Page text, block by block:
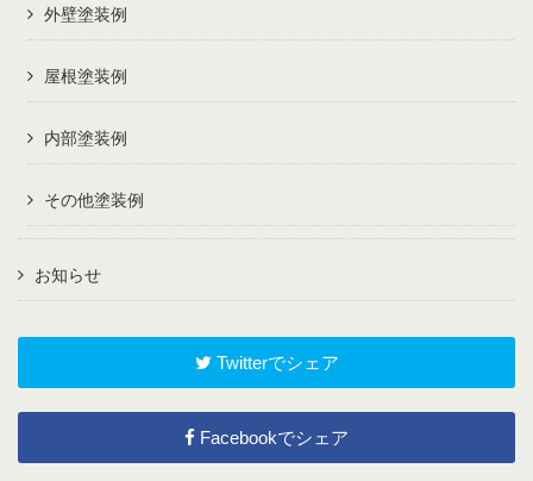
外壁塗装例
屋根塗装例
内部塗装例
その他塗装例
お知らせ
Twitterでシェア
Facebookでシェア